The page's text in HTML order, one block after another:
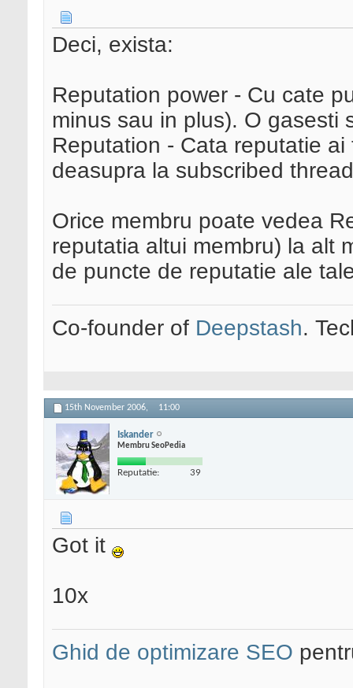
Deci, exista:
Reputation power - Cu cate
minus sau in plus). O gasesti
Reputation - Cata reputatie
deasupra la subscribed
Orice membru poate vedea
reputatia altui membru) la alt
de puncte de reputatie ale
Co-founder of Deepstash.
15th November 2006, 11:00
Iskander
Membru SeoPedia
Reputatie: 39
Got it
10x
Ghid de optimizare SEO